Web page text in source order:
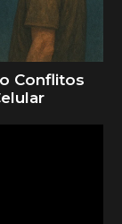
Conflitos